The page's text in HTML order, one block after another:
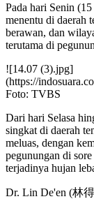
Pada hari Senin
menentu di daerah
berawan, dan
terutama di
![14.07 (3).jpg]
(https://
Foto: TVBS
Dari hari Selasa
singkat di daerah
meluas, dengan
pegunungan di
terjadinya hujan
Dr. Lin De'en (林